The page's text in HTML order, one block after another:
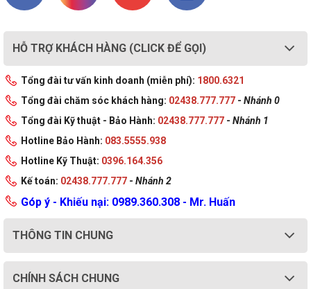
HỖ TRỢ KHÁCH HÀNG (CLICK ĐỂ GỌI)
Tổng đài tư vấn kinh doanh (miễn phí): 1800.6321
Tổng đài chăm sóc khách hàng: 02438.777.777 - Nhánh 0
Tổng đài Kỹ thuật - Bảo Hành: 02438.777.777 - Nhánh 1
Hotline Bảo Hành: 083.5555.938
Hotline Kỹ Thuật: 0396.164.356
Kế toán: 02438.777.777 - Nhánh 2
Góp ý - Khiếu nại: 0989.360.308 - Mr. Huấn
THÔNG TIN CHUNG
CHÍNH SÁCH CHUNG